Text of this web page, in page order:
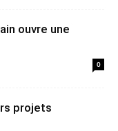
ouvre une
0
projets